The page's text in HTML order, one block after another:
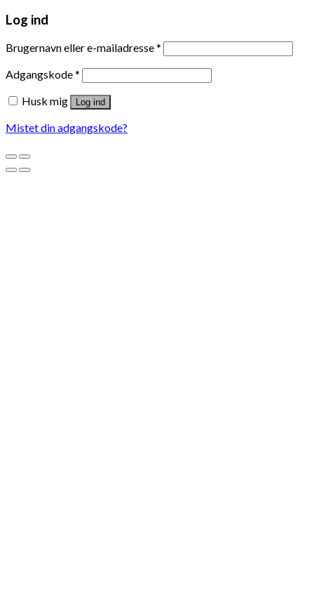
Log ind
Brugernavn eller e-mailadresse*
Adgangskode*
Husk mig
Log ind
Mistet din adgangskode?